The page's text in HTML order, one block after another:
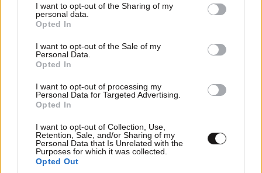
not limited to your visit or usage behaviour. You may click to
grant or deny consent to Google and its third-party tags to
use your data for below specified purposes in below Google
consent section.
I want to opt-out of the Sharing of my
personal data.
Opted In
I want to opt-out of the Sale of my
Personal Data.
Opted In
I want to opt-out of processing my
Personal Data for Targeted Advertising.
Opted In
I want to opt-out of Collection, Use,
Retention, Sale, and/or Sharing of my
Personal Data that Is Unrelated with the
Purposes for which it was collected.
Opted Out